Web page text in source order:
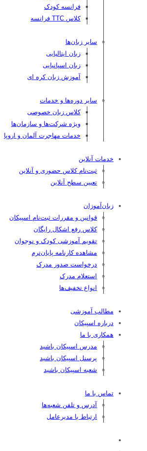
فرانسه کودک
کلاس TTC فرانسه
سایر زبان‌ها
زبان ایتالیایی
زبان اسپانیایی
آموزش زبان کره ای
سایر دوره‌ها و خدمات
کلاس زبان خصوصی
ویژه شرکت‌ها و سازمان‌ها
خدمات مهاجرت آلمان و اروپا
خدمات آنلاین
ثبت‌نام کلاس حضوری و آنلاین
تعیین سطح آنلاین
زبان‌آموزان
قوانین و مقررات ثبت‌نام اسپیکان
کلاس رفع اشکال رایگان
تقویم آموزشی کودک و نوجوان
مشاهده کارنامه پایان‌ترم
درخواست صدور مدرک
استعلام مدرک
انواع تخفیف‌ها
مطالب آموزشی
درباره اسپیکان
همکاری با ما
مدرس اسپیکان باشید
پرسنل اسپیکان باشید
شعبه اسپیکان باشید
تماس با ما
آدرس و تلفن شعبه‌ها
ارتباط با مدیرعامل